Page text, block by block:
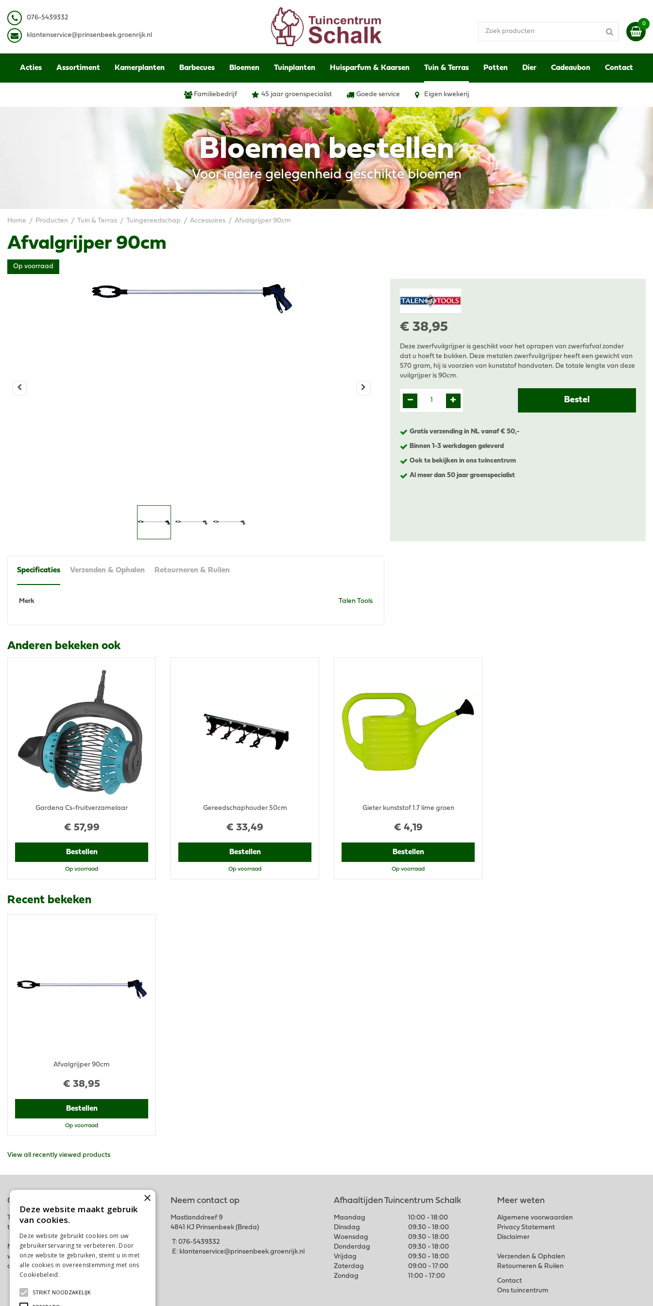
naar
content
Bloemen bestellen
Voor iedere gelegenheid geschikte bloemen
Home Producten Tuin & Terras Tuingereedschap Accessoires Afvalgrijper 90cm
076-5439332
k lantenservice@prinsenbeek.groenrijk.nl
Acties Assortiment Kamerplanten Barbecues Bloemen Tuinplanten Huisparfum & Kaarsen Tuin & Terras Potten Dier Cadeaubon Contact
Familiebedrijf 45 jaar groenspecialist Goede service Eigen kwekerij
Afvalgrijper 90cm
Op voorraad
€ 38,95
Deze zwerfvuilgrijper is geschikt voor het oprapen van zwerfafval zonder
dat u hoeft te bukken. Deze metalen zwerfvuilgrijper heeft een gewicht van
570 gram, hij is voorzien van kunststof handvaten. De totale lengte van deze
vuilgrijper is 90cm.
Gratis verzending in NL vanaf € 50,-
Binnen 1-3 werkdagen geleverd
Ook te bekijken in ons tuincentrum
Al meer dan 50 jaar groenspecialist
Specificaties Verzenden & Ophalen Retourneren & Ruilen
Merk Talen Tools
Anderen bekeken ook
€ 57,99
Gardena Cs-fruitverzamelaar
Bestellen
Op voorraad
€ 33,49
Gereedschaphouder 50cm
Bestellen
Op voorraad
€ 4,19
Gieter kunststof 1.7 lime groen
Bestellen
Op voorraad
Recent bekeken
€ 38,95
Afvalgrijper 90cm
Bestellen
Op voorraad
View all recently viewed products
Online tuincentrum
Tuincentrum Schalk is onderdeel van het fysieke
tuincentrum GroenRijk Schalk nabij Breda.
Met deze webshop hopen wij iedereen in zijn
wensen te kunnen voorzien. Bestel gemakkelijk
online of kom langs in ons tuincentrum. Tot snel!
Neem contact op
Mastlanddreef 9
4841 KJ Prinsenbeek (Breda)
T: 076-5439332
E: klantenservice@prinsenbeek.groenrijk.nl
Afhaaltijden Tuincentrum Schalk
Maandag
10:00 - 18:00
Dinsdag
09:30 - 18:00
Woensdag
09:30 - 18:00
Donderdag
09:30 - 18:00
Vrijdag
09:30 - 18:00
Zaterdag
09:00 - 17:00
Zondag
11:00 - 17:00
Meer weten
Algemene voorwaarden
Privacy Statement
Disclaimer
Verzenden & Ophalen
Retourneren & Ruilen
Contact
Ons tuincentrum
×
Deze website maakt gebruik
van cookies.
Deze website gebruikt cookies om uw
gebruikerservaring te verbeteren. Door
onze website te gebruiken, stemt u in met
alle cookies in overeenstemming met ons
Cookiebeleid.
STRIKT NOODZAKELIJK